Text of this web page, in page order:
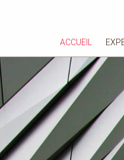
ACCUEIL